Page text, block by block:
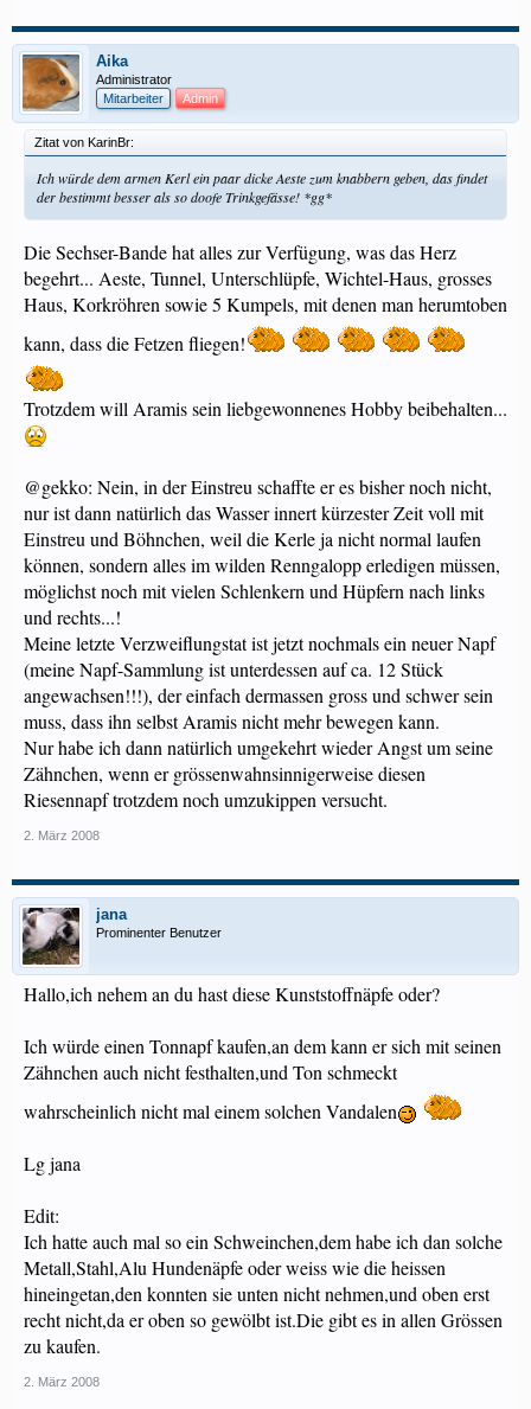
Aika
Administrator
Mitarbeiter
Admin
Zitat von KarinBr:
Ich würde dem armen Kerl ein paar dicke Aeste zum knabbern geben, das findet
der bestimmt besser als so doofe Trinkgefässe! *gg*
Die Sechser-Bande hat alles zur Verfügung, was das Herz
begehrt... Aeste, Tunnel, Unterschlüpfe, Wichtel-Haus, grosses
Haus, Korkröhren sowie 5 Kumpels, mit denen man herumtoben
kann, dass die Fetzen fliegen!
Trotzdem will Aramis sein liebgewonnenes Hobby beibehalten...
@gekko: Nein, in der Einstreu schaffte er es bisher noch nicht,
nur ist dann natürlich das Wasser innert kürzester Zeit voll mit
Einstreu und Böhnchen, weil die Kerle ja nicht normal laufen
können, sondern alles im wilden Renngalopp erledigen müssen,
möglichst noch mit vielen Schlenkern und Hüpfern nach links
und rechts...!
Meine letzte Verzweiflungstat ist jetzt nochmals ein neuer Napf
(meine Napf-Sammlung ist unterdessen auf ca. 12 Stück
angewachsen!!!), der einfach dermassen gross und schwer sein
muss, dass ihn selbst Aramis nicht mehr bewegen kann.
Nur habe ich dann natürlich umgekehrt wieder Angst um seine
Zähnchen, wenn er grössenwahnsinnigerweise diesen
Riesennapf trotzdem noch umzukippen versucht.
2. März 2008
jana
Prominenter Benutzer
Hallo,ich nehem an du hast diese Kunststoffnäpfe oder?
Ich würde einen Tonnapf kaufen,an dem kann er sich mit seinen
Zähnchen auch nicht festhalten,und Ton schmeckt
wahrscheinlich nicht mal einem solchen Vandalen
Lg jana
Edit:
Ich hatte auch mal so ein Schweinchen,dem habe ich dan solche
Metall,Stahl,Alu Hundenäpfe oder weiss wie die heissen
hineingetan,den konnten sie unten nicht nehmen,und oben erst
recht nicht,da er oben so gewölbt ist.Die gibt es in allen Grössen
zu kaufen.
2. März 2008